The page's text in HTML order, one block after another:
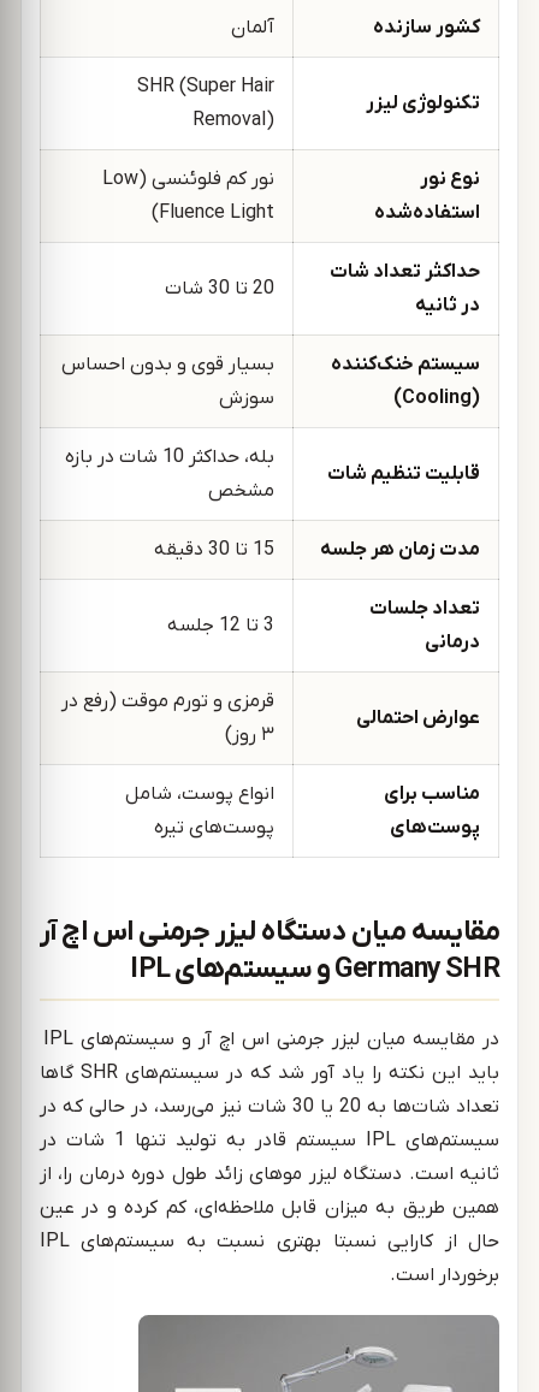
کشور سازنده آلمان
تکنولوژی لیزر
SHR (Super Hair
Removal)
نوع نور
استفاده‌شده
نور کم فلوئنسی (Low
Fluence Light)
حداکثر تعداد شات
در ثانیه
20 تا 30 شات
سیستم خنک‌کننده
(Cooling)
بسیار قوی و بدون احساس
سوزش
قابلیت تنظیم شات
بله، حداکثر 10 شات در بازه
مشخص
مدت زمان هر جلسه 15 تا 30 دقیقه
تعداد جلسات
درمانی
3 تا 12 جلسه
عوارض احتمالی
قرمزی و تورم موقت (رفع در
۳ روز)
مناسب برای
پوست‌های
انواع پوست، شامل
پوست‌های تیره
مقایسه میان دستگاه لیزر جرمنی اس اچ آر
Germany SHR و سیستم‌های IPL
باید این نکته را یاد آور شد که در سیستم‌های SHR گاها
تعداد شات‌ها به 20 یا 30 شات نیز می‌رسد، در حالی که در
سیستم‌های IPL سیستم قادر به تولید تنها 1 شات در
ثانیه است. دستگاه لیزر موهای زائد طول دوره درمان را، از
همین طریق به میزان قابل ملاحظه‌ای، کم کرده و در عین
حال از کارایی نسبتا بهتری نسبت به سیستم‌های IPL
برخوردار است.